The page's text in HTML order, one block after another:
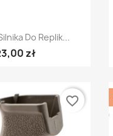
podgląd
Do Replik...
zł
favorite_border